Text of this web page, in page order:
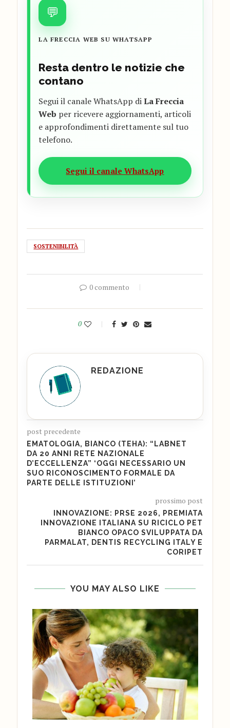
💬
LA FRECCIA WEB SU WHATSAPP
Resta dentro le notizie che
contano
Segui il canale WhatsApp diLa Freccia
Web per ricevere aggiornamenti, articoli
e approfondimenti direttamente sul tuo
telefono.
Segui il canale WhatsApp
SOSTENIBILITÀ
0 commento
0
REDAZIONE
post precedente
EMATOLOGIA, BIANCO (TEHA): “LABNET
DA 20 ANNI RETE NAZIONALE
D’ECCELLENZA” ‘OGGI NECESSARIO UN
SUO RICONOSCIMENTO FORMALE DA
PARTE DELLE ISTITUZIONI’
prossimo post
INNOVAZIONE: PRSE 2026, PREMIATA
INNOVAZIONE ITALIANA SU RICICLO PET
BIANCO OPACO SVILUPPATA DA
PARMALAT, DENTIS RECYCLING ITALY E
CORIPET
YOU MAY ALSO LIKE